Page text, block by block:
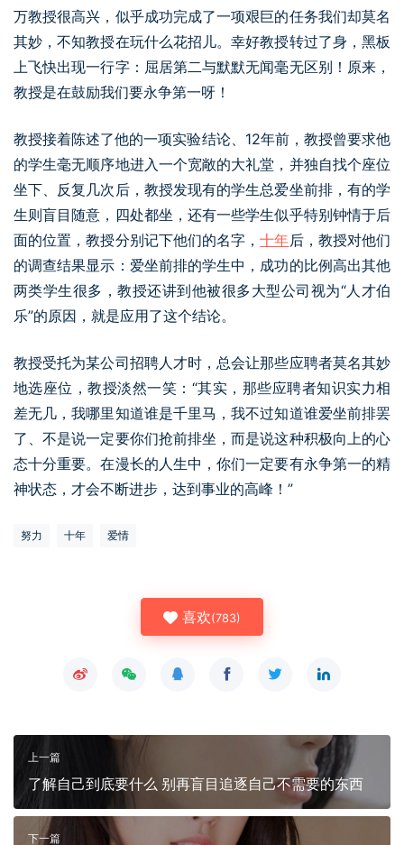
万教授很高兴，似乎成功完成了一项艰巨的任务我们却莫名
其妙，不知教授在玩什么花招儿。幸好教授转过了身，黑板
上飞快出现一行字：屈居第二与默默无闻毫无区别！原来，
教授是在鼓励我们要永争第一呀！
教授接着陈述了他的一项实验结论、12年前，教授曾要求他
的学生毫无顺序地进入一个宽敞的大礼堂，并独自找个座位
坐下、反复几次后，教授发现有的学生总爱坐前排，有的学
生则盲目随意，四处都坐，还有一些学生似乎特别钟情于后
面的位置，教授分别记下他们的名字，十年后，教授对他们
的调查结果显示：爱坐前排的学生中，成功的比例高出其他
两类学生很多，教授还讲到他被很多大型公司视为“人才伯
乐”的原因，就是应用了这个结论。
教授受托为某公司招聘人才时，总会让那些应聘者莫名其妙
地选座位，教授淡然一笑：“其实，那些应聘者知识实力相
差无几，我哪里知道谁是千里马，我不过知道谁爱坐前排罢
了、不是说一定要你们抢前排坐，而是说这种积极向上的心
态十分重要。在漫长的人生中，你们一定要有永争第一的精
神状态，才会不断进步，达到事业的高峰！”
努力 十年 爱情
喜欢(783)
上一篇
了解自己到底要什么 别再盲目追逐自己不需要的东西
下一篇